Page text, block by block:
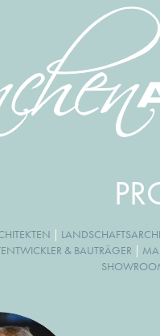
|
& BAUTRÄGER |